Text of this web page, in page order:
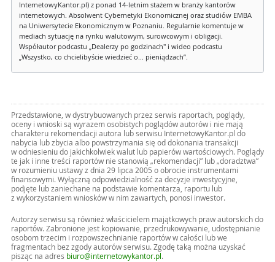
InternetowyKantor.pl) z ponad 14-letnim stażem w branży kantorów
internetowych. Absolwent Cybernetyki Ekonomicznej oraz studiów EMBA
na Uniwersytecie Ekonomicznym w Poznaniu. Regularnie komentuje w
mediach sytuację na rynku walutowym, surowcowym i obligacji.
Współautor podcastu „Dealerzy po godzinach" i wideo podcastu
„Wszystko, co chcielibyście wiedzieć o... pieniądzach”.
Przedstawione, w dystrybuowanych przez serwis raportach, poglądy,
oceny i wnioski są wyrazem osobistych poglądów autorów i nie mają
charakteru rekomendacji autora lub serwisu InternetowyKantor.pl do
nabycia lub zbycia albo powstrzymania się od dokonania transakcji
w odniesieniu do jakichkolwiek walut lub papierów wartościowych. Poglądy
te jak i inne treści raportów nie stanowią „rekomendacji” lub „doradztwa”
w rozumieniu ustawy z dnia 29 lipca 2005 o obrocie instrumentami
finansowymi. Wyłączną odpowiedzialność za decyzje inwestycyjne,
podjęte lub zaniechane na podstawie komentarza, raportu lub
z wykorzystaniem wniosków w nim zawartych, ponosi inwestor.
Autorzy serwisu są również właścicielem majątkowych praw autorskich do
raportów. Zabronione jest kopiowanie, przedrukowywanie, udostępnianie
osobom trzecim i rozpowszechnianie raportów w całości lub we
fragmentach bez zgody autorów serwisu. Zgodę taką można uzyskać
pisząc na adres biuro@internetowykantor.pl .